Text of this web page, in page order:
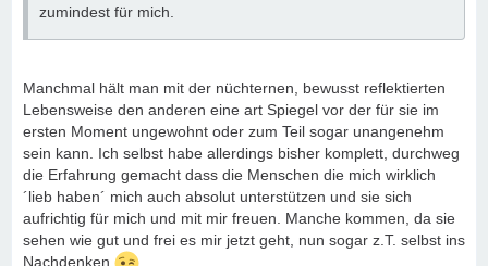
zumindest für mich.
Manchmal hält man mit der nüchternen, bewusst reflektierten
Lebensweise den anderen eine art Spiegel vor der für sie im
ersten Moment ungewohnt oder zum Teil sogar unangenehm
sein kann. Ich selbst habe allerdings bisher komplett, durchweg
die Erfahrung gemacht dass die Menschen die mich wirklich
´lieb haben´ mich auch absolut unterstützen und sie sich
aufrichtig für mich und mit mir freuen. Manche kommen, da sie
sehen wie gut und frei es mir jetzt geht, nun sogar z.T. selbst ins
Nachdenken